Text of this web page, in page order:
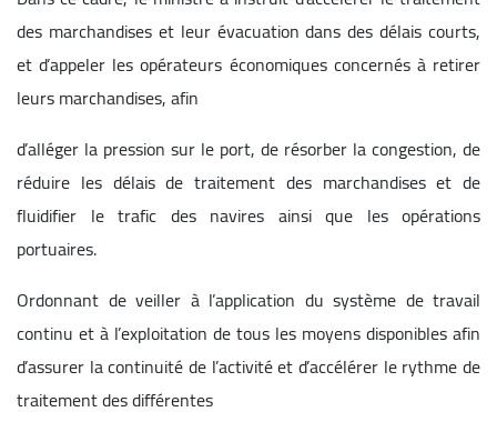
des marchandises et leur évacuation dans des délais courts,
et d’appeler les opérateurs économiques concernés à retirer
leurs marchandises, afin
d’alléger la pression sur le port, de résorber la congestion, de
réduire les délais de traitement des marchandises et de
fluidifier le trafic des navires ainsi que les opérations
portuaires.
Ordonnant de veiller à l’application du système de travail
continu et à l’exploitation de tous les moyens disponibles afin
d’assurer la continuité de l’activité et d’accélérer le rythme de
traitement des différentes